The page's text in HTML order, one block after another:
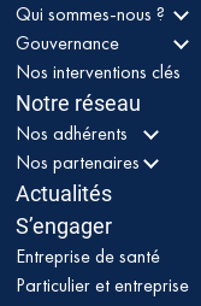
Qui sommes-nous ?
Gouvernance
Nos interventions clés
Notre réseau
Nos adhérents
Nos partenaires
Actualités
S’engager
Entreprise de santé
Particulier et entreprise